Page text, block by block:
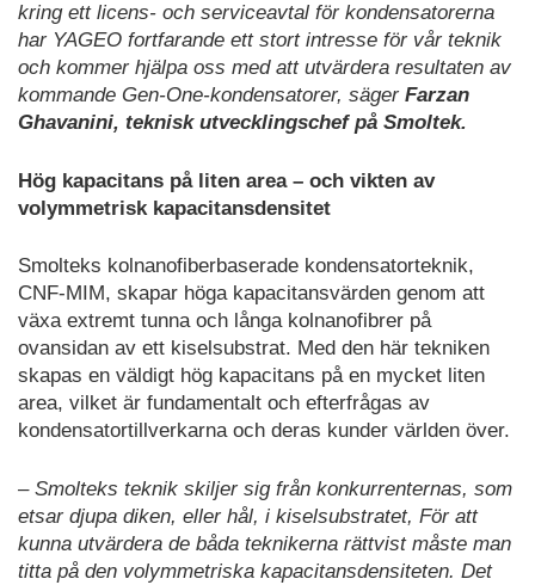
kring ett licens- och serviceavtal för kondensatorerna
har YAGEO fortfarande ett stort intresse för vår teknik
och kommer hjälpa oss med att utvärdera resultaten av
kommande Gen-One-kondensatorer, säger Farzan
Ghavanini, teknisk utvecklingschef på Smoltek.
Hög kapacitans på liten area – och vikten av
volymmetrisk kapacitansdensitet
Smolteks kolnanofiberbaserade kondensatorteknik,
CNF-MIM, skapar höga kapacitansvärden genom att
växa extremt tunna och långa kolnanofibrer på
ovansidan av ett kiselsubstrat. Med den här tekniken
skapas en väldigt hög kapacitans på en mycket liten
area, vilket är fundamentalt och efterfrågas av
kondensatortillverkarna och deras kunder världen över.
– Smolteks teknik skiljer sig från konkurrenternas, som
etsar djupa diken, eller hål, i kiselsubstratet, För att
kunna utvärdera de båda teknikerna rättvist måste man
titta på den volymmetriska kapacitansdensiteten. Det